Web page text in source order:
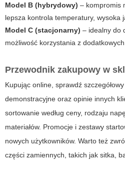
Model B (hybrydowy) – kompromis
lepsza kontrola temperatury, wysoka
Model C (stacjonarny) – idealny do
możliwość korzystania z
Przewodnik zakupowy w
Kupując online, sprawdź
demonstracyjne oraz opinie innych
sortowanie według ceny, rodzaju
materiałów. Promocje i zestawy
nowych użytkowników. Warto też
części zamiennych, takich jak sitka,